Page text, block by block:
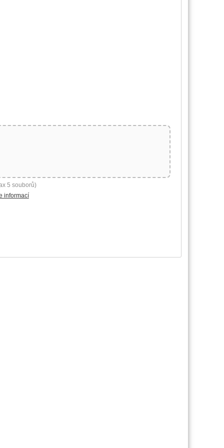
5 souborů)
informací